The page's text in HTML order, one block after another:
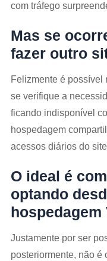
com tráfego
Mas se
fazer outro
Felizmente é possível
se verifique a
ficando indisponível
hospedagem
acessos diários do
O ideal é
optando
hospedagem
Justamente por ser
posteriormente, não é